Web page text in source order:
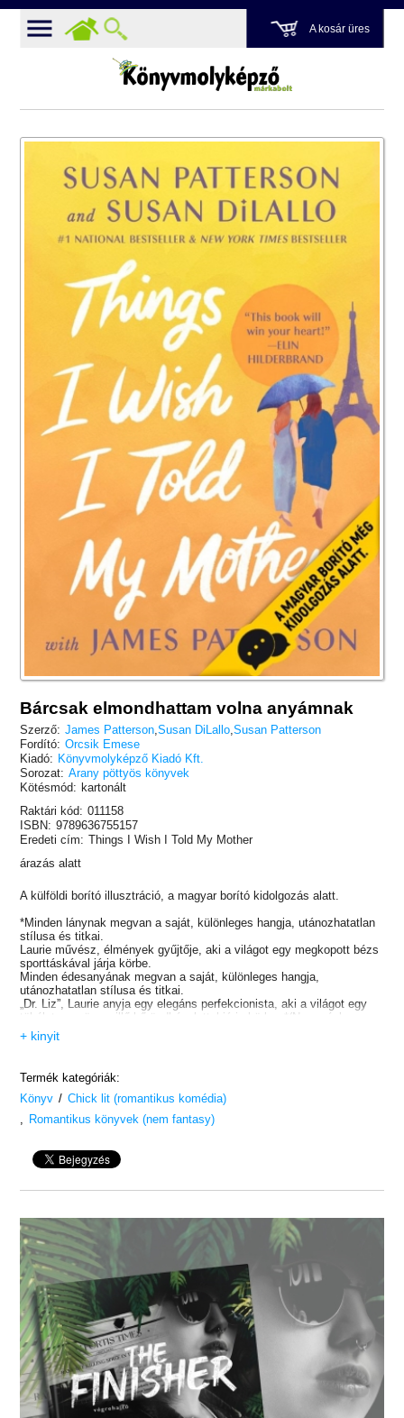
A kosár üres
Bárcsak elmondhattam volna anyámnak
Szerző: James Patterson ,Susan DiLallo ,Susan Patterson
Fordító: Orcsik Emese
Kiadó: Könyvmolyképző Kiadó Kft.
Sorozat: Arany pöttyös könyvek
Kötésmód: kartonált
Raktári kód: 011158
ISBN: 9789636755157
Eredeti cím: Things I Wish I Told My Mother
árazás alatt
A külföldi borító illusztráció, a magyar borító kidolgozás alatt.
*Minden lánynak megvan a saját, különleges hangja, utánozhatatlan
stílusa és titkai.
Laurie művész, élmények gyűjtője, aki a világot egy megkopott bézs
sporttáskával járja körbe.
Minden édesanyának megvan a saját, különleges hangja,
utánozhatatlan stílusa és titkai.
„Dr. Liz”, Laurie anyja egy elegáns perfekcionista, aki a világot egy
tökéletesen összeillő bőröndkészlettel járja körbe. *(Nem végleges
fülszöveg.)
+ kinyit
Termék kategóriák:
Könyv / Chick lit (romantikus komédia)
Romantikus könyvek (nem fantasy)